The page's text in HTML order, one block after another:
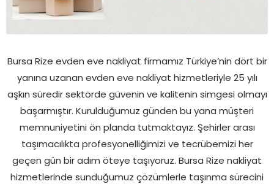
Bursa Rize evden eve nakliyat firmamız Türkiye’nin dört bir
yanına uzanan evden eve nakliyat hizmetleriyle 25 yılı
aşkın süredir sektörde güvenin ve kalitenin simgesi olmayı
başarmıştır. Kurulduğumuz günden bu yana müşteri
memnuniyetini ön planda tutmaktayız. Şehirler arası
taşımacılıkta profesyonelliğimizi ve tecrübemizi her
geçen gün bir adım öteye taşıyoruz. Bursa Rize nakliyat
hizmetlerinde sunduğumuz çözümlerle taşınma sürecini